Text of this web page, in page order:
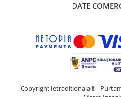
DATE
Copyright Ietraditionala® -